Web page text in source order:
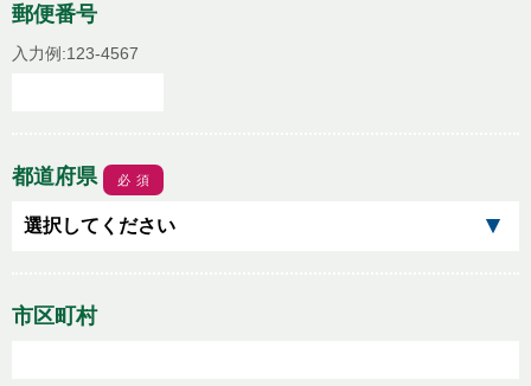
郵便番号
入力例:123-4567
都道府県 必須
市区町村